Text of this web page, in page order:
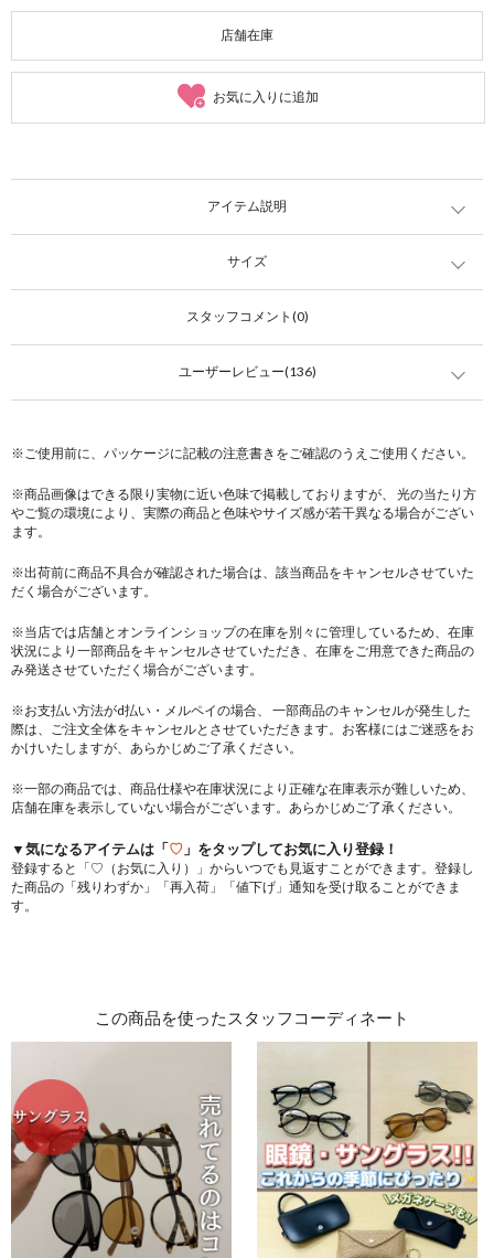
店舗在庫
お気に入りに追加
アイテム説明
サイズ
スタッフコメント(0)
ユーザーレビュー(136)
※ご使用前に、パッケージに記載の注意書きをご確認のうえご使用ください。
※商品画像はできる限り実物に近い色味で掲載しておりますが、 光の当たり方
やご覧の環境により、実際の商品と色味やサイズ感が若干異なる場合がござい
ます。
※出荷前に商品不具合が確認された場合は、該当商品をキャンセルさせていた
だく場合がございます。
※当店では店舗とオンラインショップの在庫を別々に管理しているため、在庫
状況により一部商品をキャンセルさせていただき、在庫をご用意できた商品の
み発送させていただく場合がございます。
※お支払い方法がd払い・メルペイの場合、 一部商品のキャンセルが発生した
際は、ご注文全体をキャンセルとさせていただきます。お客様にはご迷惑をお
かけいたしますが、あらかじめご了承ください。
※一部の商品では、商品仕様や在庫状況により正確な在庫表示が難しいため、
店舗在庫を表示していない場合がございます。あらかじめご了承ください。
▼気になるアイテムは「♡ 」をタップしてお気に入り登録！
登録すると「♡（お気に入り）」からいつでも見返すことができます。登録し
た商品の「残りわずか」「再入荷」「値下げ」通知を受け取ることができま
す。
この商品を使ったスタッフコーディネート